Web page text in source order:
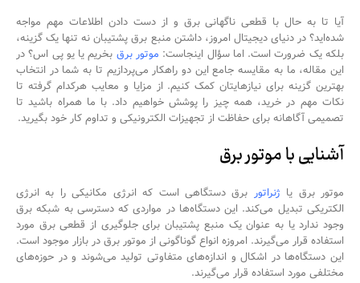
آیا تا به حال با قطعی ناگهانی برق و از دست دادن اطلاعات مهم مواجه
شده‌اید؟ در دنیای دیجیتال امروز، داشتن منبع برق پشتیبان نه تنها یک گزینه،
بلکه یک ضرورت است. اما سؤال اینجاست: موتور برق بخریم یا یو پی اس؟ در
این مقاله، ما به مقایسه جامع این دو راهکار می‌پردازیم تا به شما در انتخاب
بهترین گزینه برای نیازهایتان کمک کنیم. از مزایا و معایب هرکدام گرفته تا
نکات مهم در خرید، همه چیز را پوشش خواهیم داد. با ما همراه باشید تا
تصمیمی آگاهانه برای حفاظت از تجهیزات الکترونیکی و تداوم کار خود بگیرید.
آشنایی با موتور برق
موتور برق یا ژنراتور برق دستگاهی است که انرژی مکانیکی را به انرژی
الکتریکی تبدیل می‌کند. این دستگاه‌ها در مواردی که دسترسی به شبکه برق
وجود ندارد یا به عنوان یک منبع پشتیبان برای جلوگیری از قطعی برق مورد
استفاده قرار می‌گیرند. امروزه انواع گوناگونی از موتور برق در بازار موجود است.
این دستگاه‌ها در اشکال و اندازه‌های متفاوتی تولید می‌شوند و در حوزه‌های
مختلفی مورد استفاده قرار می‌گیرند.